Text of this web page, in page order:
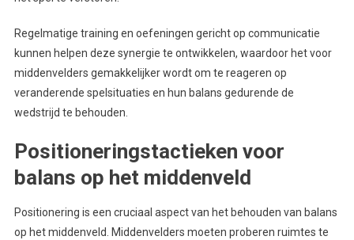
Regelmatige training en oefeningen gericht op communicatie
kunnen helpen deze synergie te ontwikkelen, waardoor het voor
middenvelders gemakkelijker wordt om te reageren op
veranderende spelsituaties en hun balans gedurende de
wedstrijd te behouden.
Positioneringstactieken voor
balans op het middenveld
Positionering is een cruciaal aspect van het behouden van balans
op het middenveld. Middenvelders moeten proberen ruimtes te